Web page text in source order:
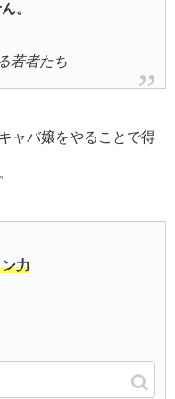
。
若者たち
ャバ嬢をやることで得
力
のスキル